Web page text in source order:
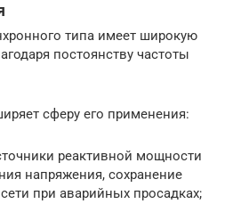
типа имеет широкую
постоянству частоты
сферу его применения:
реактивной мощности
напряжения, сохранение
при аварийных просадках;